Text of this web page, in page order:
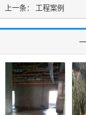
上一条：
工程案例